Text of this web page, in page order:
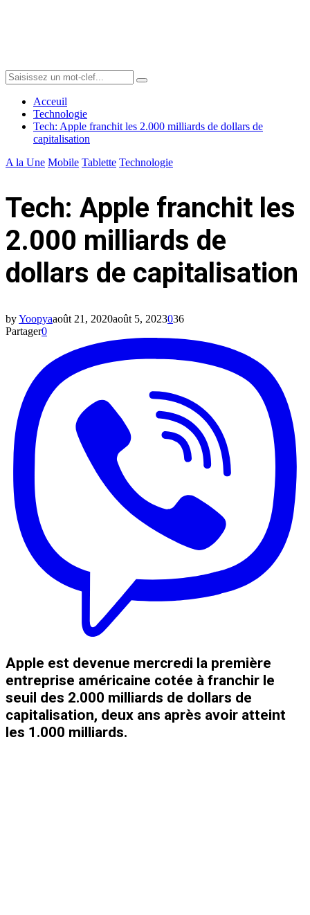
Search
for:
Search
Acceuil
Technologie
Tech: Apple franchit les 2.000 milliards de dollars de
capitalisation
A la Une Mobile Tablette Technologie
Tech: Apple franchit les
2.000 milliards de
dollars de capitalisation
byYoopyaaoût 21, 2020août 5, 2023036
Partager0
Apple est devenue mercredi la première
entreprise américaine cotée à franchir le
seuil des 2.000 milliards de dollars de
capitalisation, deux ans après avoir atteint
les 1.000 milliards.